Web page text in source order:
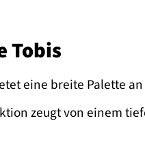
Tobis
eine breite Palette
zeugt von einem